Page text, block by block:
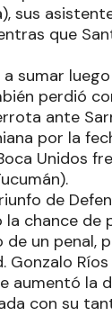
sus
que
sumar
perdió
ante
por la
Unidos
de
la chance
un penal,
aumentó la
con su